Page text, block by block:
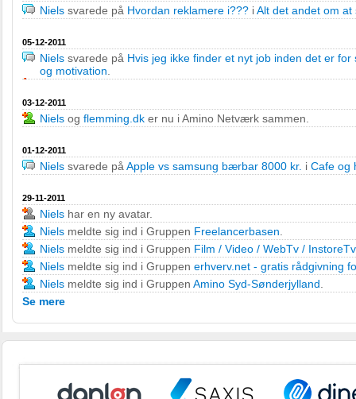
Niels svarede på Hvordan reklamere i??? iAlt det andet om
05-12-2011
Niels svarede på Hvis jeg ikke finder et nyt job inden det er
og motivation
03-12-2011
Niels og flemming.dk er nu i Amino Netværk sammen.
01-12-2011
Niels svarede på Apple vs samsung bærbar 8000 kr. i Cafe og
29-11-2011
Niels har en ny avatar.
Niels meldte sig ind i Gruppen Freelancerbasen
Niels meldte sig ind i Gruppen Film / Video / WebTv / InstoreTv
Niels meldte sig ind i Gruppen erhverv.net - gratis rådgivning
Niels meldte sig ind i Gruppen Amino Syd-Sønderjylland
Se mere